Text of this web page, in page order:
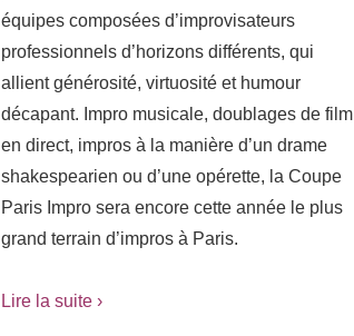
équipes composées d’improvisateurs
professionnels d’horizons différents, qui
allient générosité, virtuosité et humour
décapant. Impro musicale, doublages de film
en direct, impros à la manière d’un drame
shakespearien ou d’une opérette, la Coupe
Paris Impro sera encore cette année le plus
grand terrain d’impros à Paris.
Lire la suite ›